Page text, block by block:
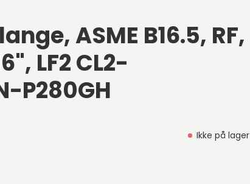
ASME B16.5, RF,
LF2 CL2-
P280GH
Ikke på lager